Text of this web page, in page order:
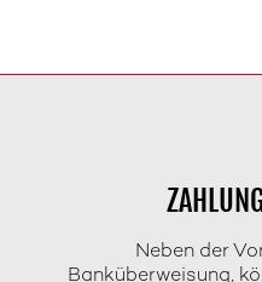
Neben der
Banküberweisung,